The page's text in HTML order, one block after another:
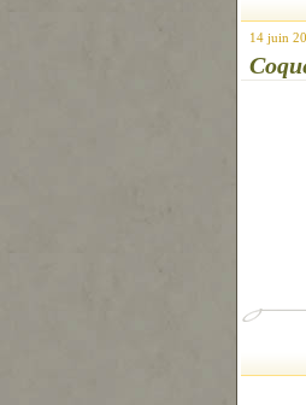
14 juin